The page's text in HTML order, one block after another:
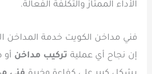
الأداء الممتاز والتكلفة الفعالة.
فني مداخن الكويت خدمة المداخن
إن نجاح أي عملية تركيب مداخن أو